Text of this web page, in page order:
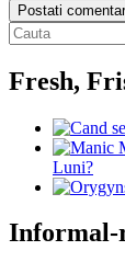
Postati
Fresh,
Luni?